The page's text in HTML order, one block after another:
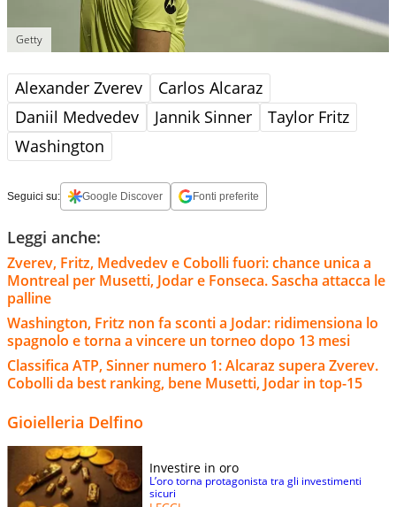
Getty
Alexander Zverev
Carlos Alcaraz
Daniil Medvedev
Jannik Sinner
Taylor Fritz
Washington
Seguici su: Google Discover Fonti preferite
Leggi anche:
Zverev, Fritz, Medvedev e Cobolli fuori: chance unica a
Montreal per Musetti, Jodar e Fonseca. Sascha attacca le
palline
Washington, Fritz non fa sconti a Jodar: ridimensiona lo
spagnolo e torna a vincere un torneo dopo 13 mesi
Classifica ATP, Sinner numero 1: Alcaraz supera Zverev.
Cobolli da best ranking, bene Musetti, Jodar in top-15
Gioielleria Delfino
Investire in oro
L’oro torna protagonista tra gli investimenti
sicuri